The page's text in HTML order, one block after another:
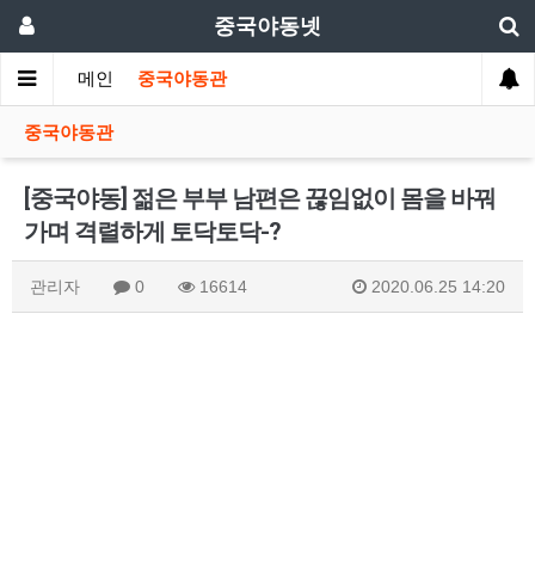
중국야동넷
메인 중국야동관
중국야동관
[중국야동] 젊은 부부 남편은 끊임없이 몸을 바꿔
가며 격렬하게 토닥토닥-?
관리자 0 16614 2020.06.25 14:20